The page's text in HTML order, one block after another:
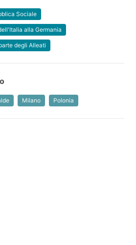
Sociale
alla Germania
degli Alleati
Milano Polonia